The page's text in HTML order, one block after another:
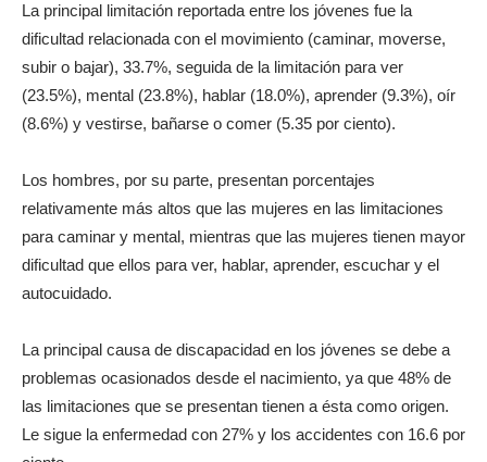
La principal limitación reportada entre los jóvenes fue la
dificultad relacionada con el movimiento (caminar, moverse,
subir o bajar), 33.7%, seguida de la limitación para ver
(23.5%), mental (23.8%), hablar (18.0%), aprender (9.3%), oír
(8.6%) y vestirse, bañarse o comer (5.35 por ciento).
Los hombres, por su parte, presentan porcentajes
relativamente más altos que las mujeres en las limitaciones
para caminar y mental, mientras que las mujeres tienen mayor
dificultad que ellos para ver, hablar, aprender, escuchar y el
autocuidado.
La principal causa de discapacidad en los jóvenes se debe a
problemas ocasionados desde el nacimiento, ya que 48% de
las limitaciones que se presentan tienen a ésta como origen.
Le sigue la enfermedad con 27% y los accidentes con 16.6 por